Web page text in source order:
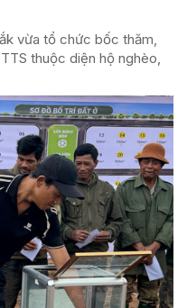
vừa tổ chức bốc thăm,
thuộc diện hộ nghèo,